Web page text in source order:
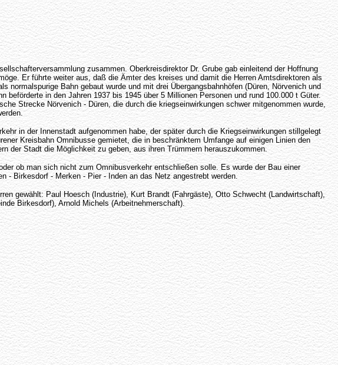
zusammen. Oberkreisdirektor Dr. Grube gab einleitend der Hoffnung
Er führte weiter aus, daß die Ämter des kreises und damit die Herren Amtsdirektoren als
Bahn gebaut wurde und mit drei Übergangsbahnhöfen (Düren, Nörvenich und
in den Jahren 1937 bis 1945 über 5 Millionen Personen und rund 100.000 t Güter.
Strecke Nörvenich - Düren, die durch die kriegseinwirkungen schwer mitgenommen wurde,
in der Innenstadt aufgenommen habe, der später durch die Kriegseinwirkungen stillgelegt
Kreisbahn Omnibusse gemietet, die in beschränktem Umfange auf einigen Linien den
der Stadt die Möglichkeit zu geben, aus ihren Trümmern herauszukommen.
ob man sich nicht zum Omnibusverkehr entschließen solle. Es wurde der Bau einer
- Birkesdorf - Merken - Pier - Inden an das Netz angestrebt werden.
gewählt: Paul Hoesch (Industrie), Kurt Brandt (Fahrgäste), Otto Schwecht (Landwirtschaft),
Birkesdorf), Arnold Michels (Arbeitnehmerschaft).